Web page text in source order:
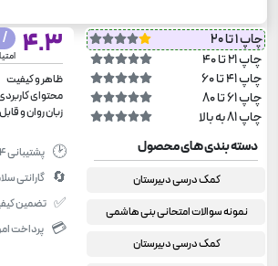
چاپ 1 تا 20
چاپ 21 تا 40
چاپ 41 تا 60
چاپ 61 تا 80
چاپ 81 به بالا
4.3
/ 5
ظاهر و کیفیت
محتوای
زبان روان و قابل
دسته بندی های محصول
کمک درسی دبیرستان
نمونه سوالات امتحانی بنی هاشمی
کمک درسی دبیرستان
🕑 پشتیبانی ۲۴ ساعته
🔄 گارانتی
✅ تضمین
💳 پرداخت